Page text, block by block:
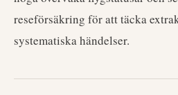
reseförsäkring för att täcka
systematiska händelser.